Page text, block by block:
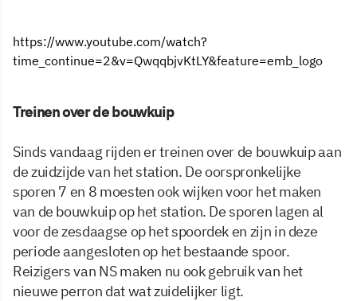
https://www.youtube.com/watch?
time_continue=2&v=QwqqbjvKtLY&feature=emb_logo
Treinen over de bouwkuip
Sinds vandaag rijden er treinen over de bouwkuip aan
de zuidzijde van het station. De oorspronkelijke
sporen 7 en 8 moesten ook wijken voor het maken
van de bouwkuip op het station. De sporen lagen al
voor de zesdaagse op het spoordek en zijn in deze
periode aangesloten op het bestaande spoor.
Reizigers van NS maken nu ook gebruik van het
nieuwe perron dat wat zuidelijker ligt.